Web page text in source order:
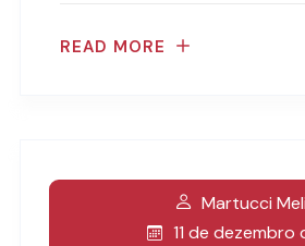
READ MORE
Martucci
11 de dezembro